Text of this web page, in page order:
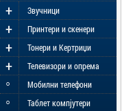
Звучници
+
Принтери и скенери
+
Тонери и Кертриџи
+
Телевизори и опрема
+
Мобилни телефони
◦
Таблет компјутери
◦